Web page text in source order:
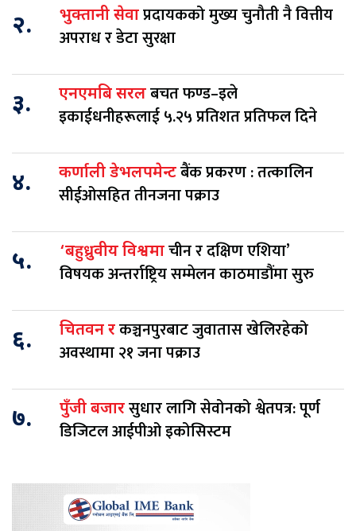
२. भुक्तानी सेवाप्रदायकको मुख्य चुनौती नै वित्तीय
अपराध र डेटा सुरक्षा
३. एनएमबि सरलबचत फण्ड–इले
इकाईधनीहरूलाई ५.२५ प्रतिशत प्रतिफल दिने
४. कर्णाली डेभलपमेन्टबैंक प्रकरण : तत्कालिन
सीईओसहित तीनजना पक्राउ
५. ‘बहुध्रुवीय विश्वमाचीन र दक्षिण एशिया’
विषयक अन्तर्राष्ट्रिय सम्मेलन काठमाडौंमा सुरु
६. चितवन रकञ्चनपुरबाट जुवातास खेलिरहेको
अवस्थामा २१ जना पक्राउ
७. पुँजी बजारसुधार लागि सेवोनको श्वेतपत्र: पूर्ण
डिजिटल आईपीओ इकोसिस्टम